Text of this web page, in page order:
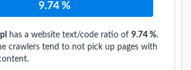
9.74 %
has a website text/code ratio of 9.74 %.
crawlers tend to not pick up pages with